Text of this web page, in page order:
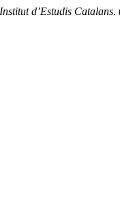
d’Estudis Catalans.